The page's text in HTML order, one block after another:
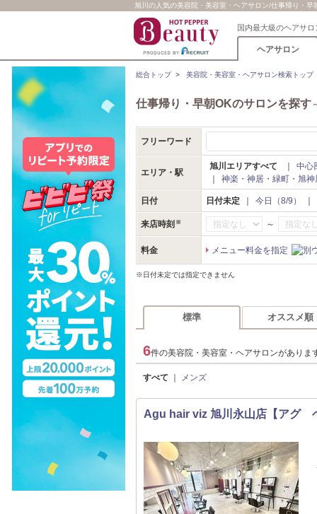
旭川の人気の美容院・美容室・ヘアサロン/仕事帰り・
国内最大級のヘアサ
ヘアサロン
総合トップ> 美容院・美容室・ヘアサロン検索トップ
仕事帰り・早朝OKのサロンを探す
フリーワード
エリア・駅
旭川エリアすべて
中心
神楽・神居・緑町・旭神
日付 日付未定 今日（8/9）
来店時刻 ～
料金 メニュー料金を指定
※日付未定では指定できません
標準 オススメ順
6件の美容院・美容室・ヘアサロンがありま
すべて メンズ
Agu hair viz 旭川永山店【アグ